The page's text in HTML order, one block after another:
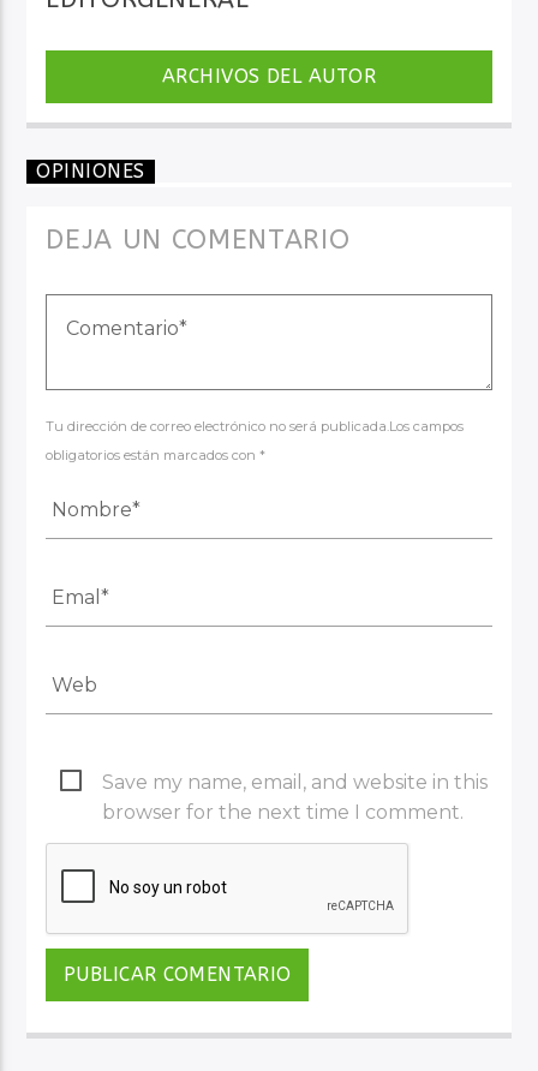
ARCHIVOS DEL AUTOR
OPINIONES
DEJA UN COMENTARIO
Tu dirección de correo electrónico no será publicada.Los campos
obligatorios están marcados con *
Save my name, email, and website in this
browser for the next time I comment.